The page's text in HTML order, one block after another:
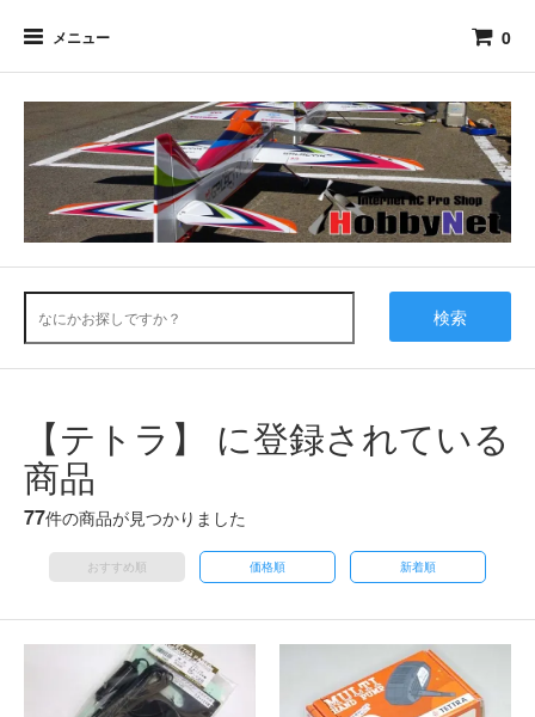
メニュー 0
検索
【テトラ】 に登録されている
商品
77件の商品が見つかりました
おすすめ順 価格順 新着順